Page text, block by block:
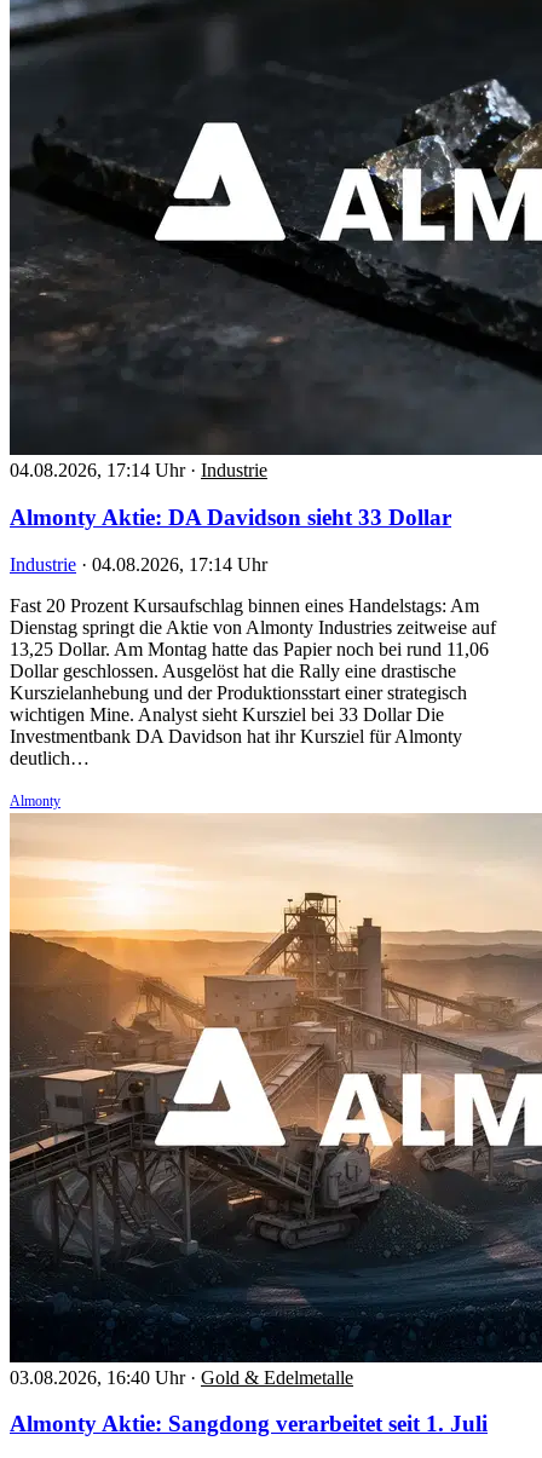
04.08.2026, 17:14 Uhr · Industrie
Almonty Aktie: DA Davidson sieht 33 Dollar
Industrie · 04.08.2026, 17:14 Uhr
Fast 20 Prozent Kursaufschlag binnen eines Handelstags: Am
Dienstag springt die Aktie von Almonty Industries zeitweise auf
13,25 Dollar. Am Montag hatte das Papier noch bei rund 11,06
Dollar geschlossen. Ausgelöst hat die Rally eine drastische
Kurszielanhebung und der Produktionsstart einer strategisch
wichtigen Mine. Analyst sieht Kursziel bei 33 Dollar Die
Investmentbank DA Davidson hat ihr Kursziel für Almonty
deutlich…
Almonty
03.08.2026, 16:40 Uhr · Gold & Edelmetalle
Almonty Aktie: Sangdong verarbeitet seit 1. Juli